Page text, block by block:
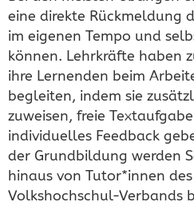
eine direkte Rückmeldung
im eigenen Tempo und
können. Lehrkräfte haben
ihre Lernenden beim
begleiten, indem sie
zuweisen, freie
individuelles Feedback
der Grundbildung werden
hinaus von Tutor*innen
Volkshochschul-Verbands